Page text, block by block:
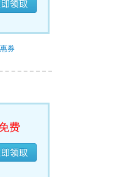
领完
券
费
领完